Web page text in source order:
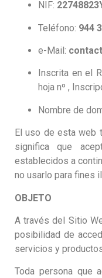
NIF:
Teléfono: 944
e-Mail:
Inscrita en el
hoja nº ,
Nombre de
El uso de esta web
significa que
establecidos a
no usarlo para fines
OBJETO
A través del Sitio
posibilidad de
servicios y
Toda persona que